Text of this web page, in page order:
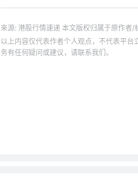
来源: 港股行情速递 本文版权归属于原作者/
以上内容仅代表作者个人观点，不代表平
务有任何疑问或建议，请联系我们。